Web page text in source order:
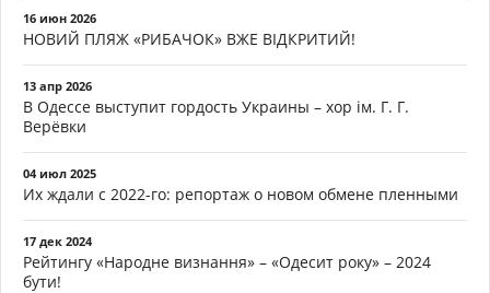
16 июн 2026
НОВИЙ ПЛЯЖ «РИБАЧОК» ВЖЕ ВІДКРИТИЙ!
13 апр 2026
В Одессе выступит гордость Украины – хор ім. Г. Г.
Верёвки
04 июл 2025
Их ждали с 2022-го: репортаж о новом обмене пленными
17 дек 2024
Рейтингу «Народне визнання» – «Одесит року» – 2024
бути!